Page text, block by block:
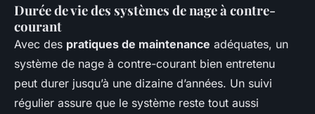
Durée de vie des systèmes de nage à contre-
courant
Avec des pratiques de maintenance adéquates, un
système de nage à contre-courant bien entretenu
peut durer jusqu’à une dizaine d’années. Un suivi
régulier assure que le système reste tout aussi